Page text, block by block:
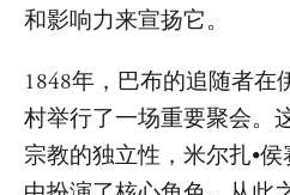
和影响力来宣扬它。
1848年，巴布的追随者在
村举行了一场重要聚会。
宗教的独立性，米尔扎•